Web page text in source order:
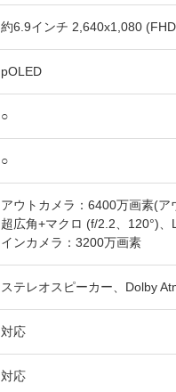
約6.9インチ 2,640x1,080
pOLED
○
○
アウトカメラ：6400万画素(ア
超広角+マクロ (f/2.2、120°)
インカメラ：3200万画素
ステレオスピーカー、Dolby
対応
対応